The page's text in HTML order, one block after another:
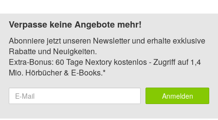
Verpasse keine Angebote mehr!
Abonniere jetzt unseren Newsletter und erhalte exklusive
Rabatte und Neuigkeiten.
Extra-Bonus: 60 Tage Nextory kostenlos - Zugriff auf 1,4
Mio. Hörbücher & E-Books.*
Anmelden